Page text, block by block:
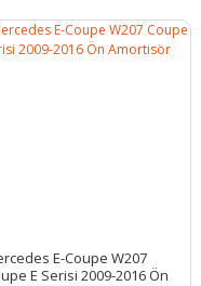
E-Coupe W207
E Serisi 2009-2016 Ön